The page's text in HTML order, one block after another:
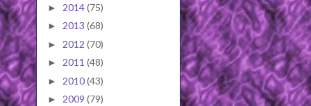
► 2014(75)
► 2013 (68)
► 2012 (70)
► 2011 (48)
► 2010(43)
► 2009 (79)